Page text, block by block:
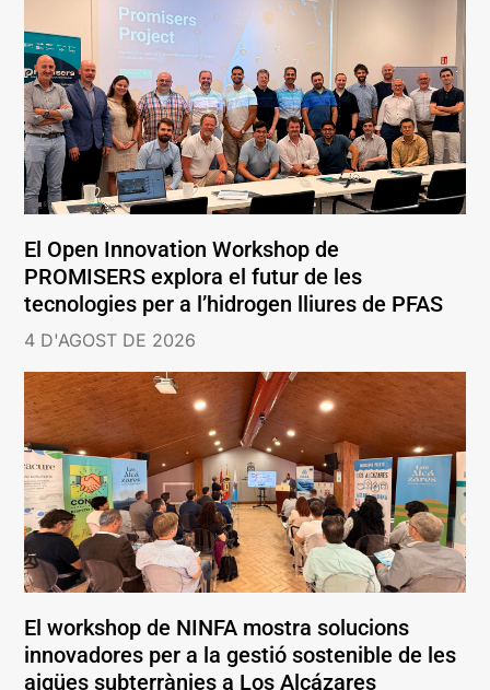
El Open Innovation Workshop de
PROMISERS explora el futur de les
tecnologies per a l’hidrogen lliures de PFAS
4 D'AGOST DE 2026
El workshop de NINFA mostra solucions
innovadores per a la gestió sostenible de les
aigües subterrànies a Los Alcázares